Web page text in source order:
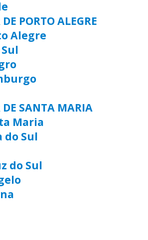
PORTO ALEGRE
Alegre
DE SANTA MARIA
Maria
do Sul
do Sul